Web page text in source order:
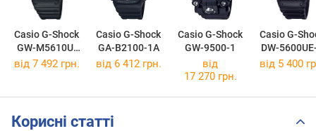
Casio G-Shock
GW-M5610U-
1E
Casio G-Shock
GA-B2100-1A
Casio G-Shock
GW-9500-1
Casio G-
DW-
від 7 492 грн. від 6 412 грн.
від
17 270 грн.
від 5 400
Корисні статті